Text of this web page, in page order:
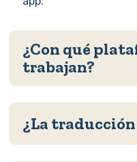
¿Con qué
trabajan?
¿La